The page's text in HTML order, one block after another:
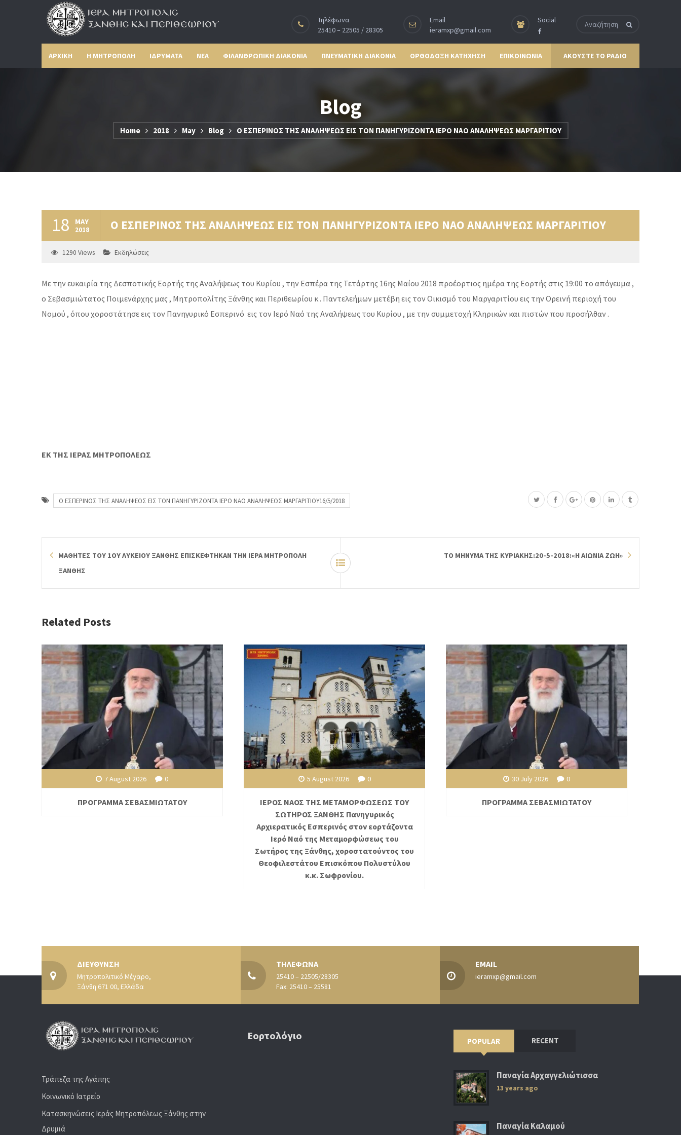
Τηλέφωνα
25410 – 22505 / 28305
Email
ieramxp@gmail.com
Social
ΑΡΧΙΚΗ Η ΜΗΤΡΟΠΟΛΗ ΙΔΡΥΜΑΤΑ ΝΕΑ ΦΙΛΑΝΘΡΩΠΙΚΗ ΔΙΑΚΟΝΙΑ ΠΝΕΥΜΑΤΙΚΗ ΔΙΑΚΟΝΙΑ ΟΡΘΟΔΟΞΗ ΚΑΤΗΧΗΣΗ ΕΠΙΚΟΙΝΩΝΙΑ ΑΚΟΥΣΤΕ ΤΟ ΡΑΔΙΟ
Blog
Home 2018 May Blog Ο ΕΣΠΕΡΙΝΟΣ ΤΗΣ ΑΝΑΛΗΨΕΩΣ ΕΙΣ ΤΟΝ ΠΑΝΗΓΥΡΙΖΟΝΤΑ ΙΕΡΟ ΝΑΟ ΑΝΑΛΗΨΕΩΣ ΜΑΡΓΑΡΙΤΙΟΥ
18 MAY
2018 Ο ΕΣΠΕΡΙΝΟΣ ΤΗΣ ΑΝΑΛΗΨΕΩΣ ΕΙΣ ΤΟΝ ΠΑΝΗΓΥΡΙΖΟΝΤΑ ΙΕΡΟ ΝΑΟ ΑΝΑΛΗΨΕΩΣ ΜΑΡΓΑΡΙΤΙΟΥ
1290 Views Εκδηλώσεις
Με την ευκαιρία της Δεσποτικής Εορτής της Αναλήψεως του Κυρίου , την Εσπέρα της Τετάρτης 16ης Μαίου 2018 προέορτιος ημέρα της Εορτής στις 19:00 το απόγευμα ,
ο Σεβασμιώτατος Ποιμενάρχης μας , Μητροπολίτης Ξάνθης και Περιθεωρίου κ . Παντελεήμων μετέβη εις τον Οικισμό του Μαργαριτίου εις την Ορεινή περιοχή του
Νομού , όπου χοροστάτησε εις τον Πανηγυρικό Εσπερινό εις τον Ιερό Ναό της Αναλήψεως του Κυρίου , με την συμμετοχή Κληρικών και πιστών που προσήλθαν .
ΕΚ ΤΗΣ ΙΕΡΑΣ ΜΗΤΡΟΠΟΛΕΩΣ
Ο ΕΣΠΕΡΙΝΟΣ ΤΗΣ ΑΝΑΛΗΨΕΩΣ ΕΙΣ ΤΟΝ ΠΑΝΗΓΥΡΙΖΟΝΤΑ ΙΕΡΟ ΝΑΟ ΑΝΑΛΗΨΕΩΣ ΜΑΡΓΑΡΙΤΙΟΥ16/5/2018
ΜΑΘΗΤΕΣ ΤΟΥ 1ΟΥ ΛΥΚΕΙΟΥ ΞΑΝΘΗΣ ΕΠΙΣΚΕΦΤΗΚΑΝ ΤΗΝ ΙΕΡΑ ΜΗΤΡΟΠΟΛΗ
ΞΑΝΘΗΣ
ΤΟ ΜΗΝΥΜΑ ΤΗΣ ΚΥΡΙΑΚΗΣ:20-5-2018:«Η ΑΙΩΝΙΑ ΖΩΗ»
Related Posts
7 August 2026 0
ΠΡΟΓΡΑΜΜΑ ΣΕΒΑΣΜΙΩΤΑΤΟΥ
5 August 2026 0
ΙΕΡΟΣ ΝΑΟΣ ΤΗΣ ΜΕΤΑΜΟΡΦΩΣΕΩΣ ΤΟΥ
ΣΩΤΗΡΟΣ ΞΑΝΘΗΣ Πανηγυρικός
Αρχιερατικός Εσπερινός στον εορτάζοντα
Ιερό Ναό της Μεταμορφώσεως του
Σωτήρος της Ξάνθης, χοροστατούντος του
Θεοφιλεστάτου Επισκόπου Πολυστύλου
κ.κ. Σωφρονίου.
30 July 2026 0
ΠΡΟΓΡΑΜΜΑ ΣΕΒΑΣΜΙΩΤΑΤΟΥ
ΔΙΕΥΘΥΝΣΗ
Μητροπολιτικό Μέγαρο,
Ξάνθη 671 00, Ελλάδα
ΤΗΛΕΦΩΝΑ
25410 – 22505/28305
Fax: 25410 – 25581
EMAIL
ieramxp@gmail.com
Τράπεζα της Αγάπης
Κοινωνικό Ιατρείο
Κατασκηνώσεις Ιεράς Μητροπόλεως Ξάνθης στην
Δρυμιά
Εορτολόγιο POPULAR RECENT
Παναγία Αρχαγγελιώτισσα
13 years ago
Παναγία Καλαμού